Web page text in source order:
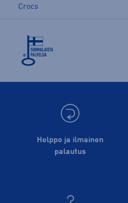
Crocs
Helppo ja ilmainen
palautus